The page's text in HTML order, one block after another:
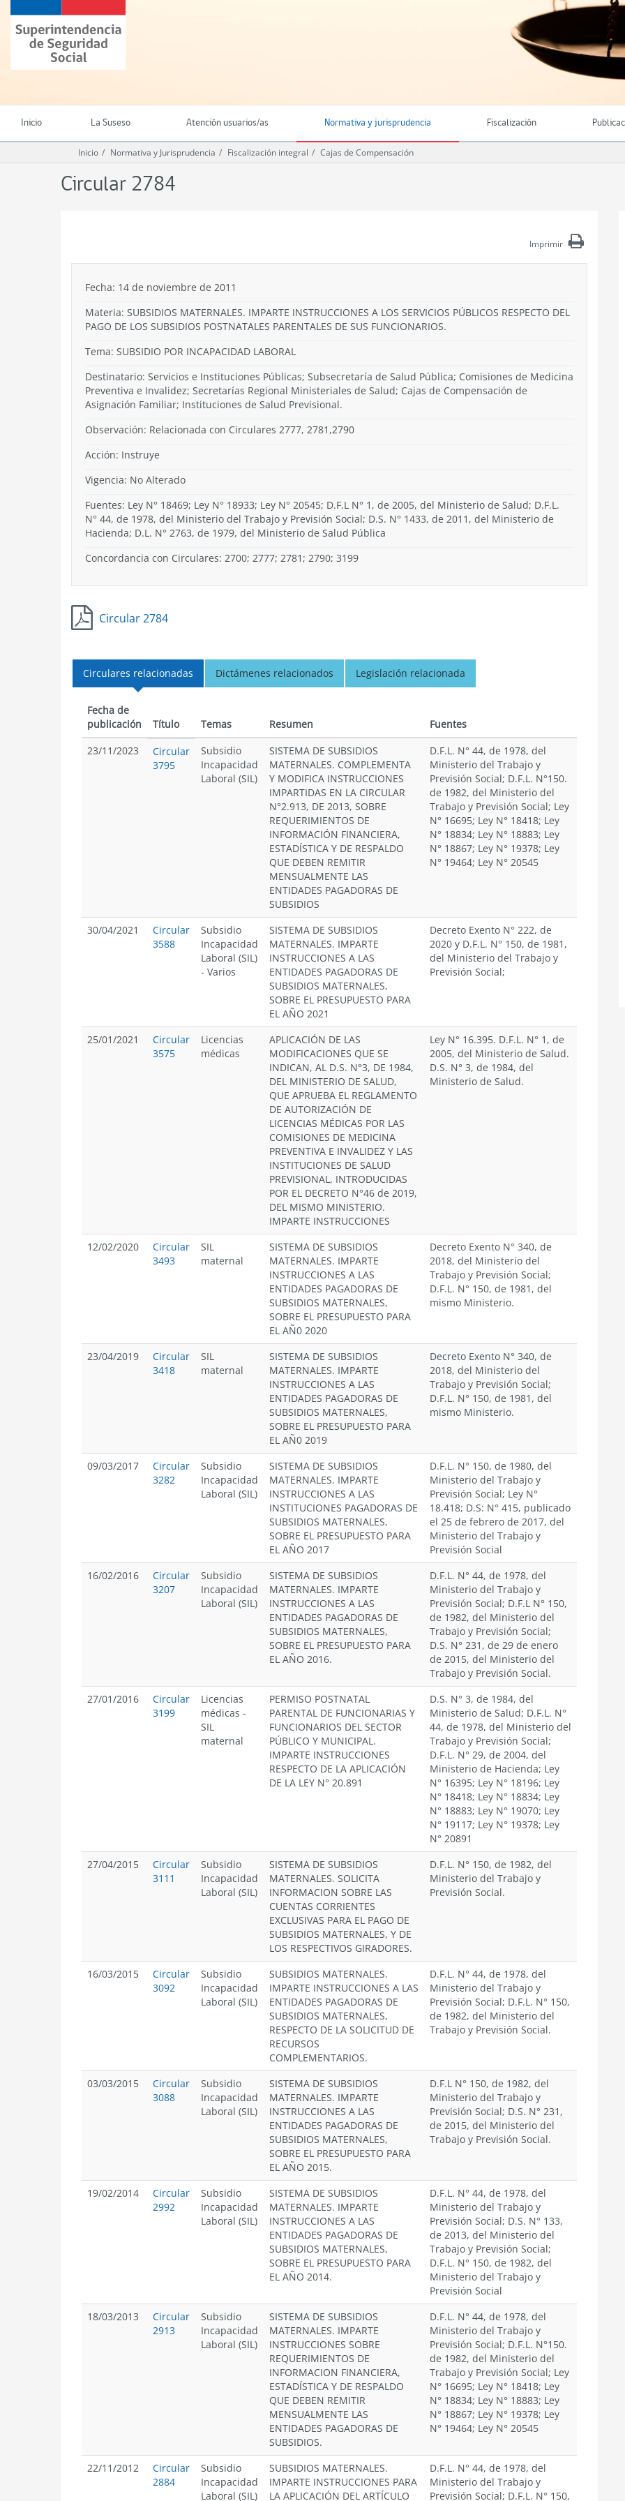
contenido
principal
Superintendencia
de
Seguridad
(SUSESO)
Chile
Inicio La Suseso Atención usuarios/as Normativa y jurisprudencia Fiscalización
Inicio Normativa y Jurisprudencia Fiscalización integral Cajas de Compensación
Circular 2784
Imprimir
Fecha: 14 de noviembre de 2011
Materia: SUBSIDIOS MATERNALES. IMPARTE INSTRUCCIONES A LOS SERVICIOS PÚBLICOS RESPECTO DEL
PAGO DE LOS SUBSIDIOS POSTNATALES PARENTALES DE SUS FUNCIONARIOS.
Tema: SUBSIDIO POR INCAPACIDAD LABORAL
Destinatario: Servicios e Instituciones Públicas; Subsecretaría de Salud Pública; Comisiones de Medicina
Preventiva e Invalidez; Secretarías Regional Ministeriales de Salud; Cajas de Compensación de
Asignación Familiar; Instituciones de Salud Previsional.
Observación: Relacionada con Circulares 2777, 2781,2790
Acción: Instruye
Vigencia: No Alterado
Fuentes: Ley N° 18469; Ley N° 18933; Ley N° 20545; D.F.L N° 1, de 2005, del Ministerio de Salud; D.F.L.
N° 44, de 1978, del Ministerio del Trabajo y Previsión Social; D.S. N° 1433, de 2011, del Ministerio de
Hacienda; D.L. N° 2763, de 1979, del Ministerio de Salud Pública
Concordancia con Circulares: 2700; 2777; 2781; 2790; 3199
Circular 2784
Circulares relacionadas Dictámenes relacionados Legislación relacionada
Fecha de
publicación
Título Temas Resumen
Fuentes
23/11/2023
Circular
3795
Subsidio
Incapacidad
Laboral (SIL)
SISTEMA DE SUBSIDIOS
MATERNALES. COMPLEMENTA
Y MODIFICA INSTRUCCIONES
IMPARTIDAS EN LA CIRCULAR
N°2.913, DE 2013, SOBRE
REQUERIMIENTOS DE
INFORMACIÓN FINANCIERA,
ESTADÍSTICA Y DE RESPALDO
QUE DEBEN REMITIR
MENSUALMENTE LAS
ENTIDADES PAGADORAS DE
SUBSIDIOS
D.F.L. N° 44, de 1978, del
Ministerio del Trabajo y
Previsión Social; D.F.L. N°150.
de 1982, del Ministerio del
Trabajo y Previsión Social; Ley
N° 16695; Ley N° 18418; Ley
N° 18834; Ley N° 18883; Ley
N° 18867; Ley N° 19378; Ley
N° 19464; Ley N° 20545
30/04/2021
Circular
3588
Subsidio
Incapacidad
Laboral (SIL)
- Varios
SISTEMA DE SUBSIDIOS
MATERNALES. IMPARTE
INSTRUCCIONES A LAS
ENTIDADES PAGADORAS DE
SUBSIDIOS MATERNALES,
SOBRE EL PRESUPUESTO PARA
EL AÑO 2021
Decreto Exento N° 222, de
2020 y D.F.L. N° 150, de 1981,
del Ministerio del Trabajo y
Previsión Social;
25/01/2021
Circular
3575
Licencias
médicas
APLICACIÓN DE LAS
MODIFICACIONES QUE SE
INDICAN, AL D.S. N°3, DE 1984,
DEL MINISTERIO DE SALUD,
QUE APRUEBA EL REGLAMENTO
DE AUTORIZACIÓN DE
LICENCIAS MÉDICAS POR LAS
COMISIONES DE MEDICINA
PREVENTIVA E INVALIDEZ Y LAS
INSTITUCIONES DE SALUD
PREVISIONAL, INTRODUCIDAS
POR EL DECRETO N°46 de 2019,
DEL MISMO MINISTERIO.
IMPARTE INSTRUCCIONES
Ley N° 16.395. D.F.L. N° 1, de
2005, del Ministerio de Salud.
D.S. N° 3, de 1984, del
Ministerio de Salud.
12/02/2020
Circular
3493
SIL
maternal
SISTEMA DE SUBSIDIOS
MATERNALES. IMPARTE
INSTRUCCIONES A LAS
ENTIDADES PAGADORAS DE
SUBSIDIOS MATERNALES,
SOBRE EL PRESUPUESTO PARA
EL AÑ0 2020
Decreto Exento N° 340, de
2018, del Ministerio del
Trabajo y Previsión Social;
D.F.L. N° 150, de 1981, del
mismo Ministerio.
23/04/2019
Circular
3418
SIL
maternal
SISTEMA DE SUBSIDIOS
MATERNALES. IMPARTE
INSTRUCCIONES A LAS
ENTIDADES PAGADORAS DE
SUBSIDIOS MATERNALES,
SOBRE EL PRESUPUESTO PARA
EL AÑ0 2019
Decreto Exento N° 340, de
2018, del Ministerio del
Trabajo y Previsión Social;
D.F.L. N° 150, de 1981, del
mismo Ministerio.
09/03/2017
Circular
3282
Subsidio
Incapacidad
Laboral (SIL)
SISTEMA DE SUBSIDIOS
MATERNALES. IMPARTE
INSTRUCCIONES A LAS
INSTITUCIONES PAGADORAS DE
SUBSIDIOS MATERNALES,
SOBRE EL PRESUPUESTO PARA
EL AÑO 2017
D.F.L. N° 150, de 1980, del
Ministerio del Trabajo y
Previsión Social; Ley N°
18.418; D.S: N° 415, publicado
el 25 de febrero de 2017, del
Ministerio del Trabajo y
Previsión Social
16/02/2016
Circular
3207
Subsidio
Incapacidad
Laboral (SIL)
SISTEMA DE SUBSIDIOS
MATERNALES. IMPARTE
INSTRUCCIONES A LAS
ENTIDADES PAGADORAS DE
SUBSIDIOS MATERNALES,
SOBRE EL PRESUPUESTO PARA
EL AÑO 2016.
D.F.L. N° 44, de 1978, del
Ministerio del Trabajo y
Previsión Social; D.F.L N° 150,
de 1982, del Ministerio del
Trabajo y Previsión Social;
D.S. N° 231, de 29 de enero
de 2015, del Ministerio del
Trabajo y Previsión Social.
27/01/2016
Circular
3199
Licencias
médicas -
SIL
maternal
PERMISO POSTNATAL
PARENTAL DE FUNCIONARIAS Y
FUNCIONARIOS DEL SECTOR
PÚBLICO Y MUNICIPAL.
IMPARTE INSTRUCCIONES
RESPECTO DE LA APLICACIÓN
DE LA LEY N° 20.891
D.S. N° 3, de 1984, del
Ministerio de Salud; D.F.L. N°
44, de 1978, del Ministerio del
Trabajo y Previsión Social;
D.F.L. N° 29, de 2004, del
Ministerio de Hacienda; Ley
N° 16395; Ley N° 18196; Ley
N° 18418; Ley N° 18834; Ley
N° 18883; Ley N° 19070; Ley
N° 19117; Ley N° 19378; Ley
N° 20891
27/04/2015
Circular
3111
Subsidio
Incapacidad
Laboral (SIL)
SISTEMA DE SUBSIDIOS
MATERNALES. SOLICITA
INFORMACION SOBRE LAS
CUENTAS CORRIENTES
EXCLUSIVAS PARA EL PAGO DE
SUBSIDIOS MATERNALES, Y DE
LOS RESPECTIVOS GIRADORES.
D.F.L. N° 150, de 1982, del
Ministerio del Trabajo y
Previsión Social.
16/03/2015
Circular
3092
Subsidio
Incapacidad
Laboral (SIL)
SUBSIDIOS MATERNALES.
IMPARTE INSTRUCCIONES A LAS
ENTIDADES PAGADORAS DE
SUBSIDIOS MATERNALES,
RESPECTO DE LA SOLICITUD DE
RECURSOS
COMPLEMENTARIOS.
D.F.L. N° 44, de 1978, del
Ministerio del Trabajo y
Previsión Social; D.F.L. N° 150,
de 1982, del Ministerio del
Trabajo y Previsión Social.
03/03/2015
Circular
3088
Subsidio
Incapacidad
Laboral (SIL)
SISTEMA DE SUBSIDIOS
MATERNALES. IMPARTE
INSTRUCCIONES A LAS
ENTIDADES PAGADORAS DE
SUBSIDIOS MATERNALES,
SOBRE EL PRESUPUESTO PARA
EL AÑO 2015.
D.F.L N° 150, de 1982, del
Ministerio del Trabajo y
Previsión Social; D.S. N° 231,
de 2015, del Ministerio del
Trabajo y Previsión Social.
19/02/2014
Circular
2992
Subsidio
Incapacidad
Laboral (SIL)
SISTEMA DE SUBSIDIOS
MATERNALES. IMPARTE
INSTRUCCIONES A LAS
ENTIDADES PAGADORAS DE
SUBSIDIOS MATERNALES,
SOBRE EL PRESUPUESTO PARA
EL AÑO 2014.
D.F.L. N° 44, de 1978, del
Ministerio del Trabajo y
Previsión Social; D.S. N° 133,
de 2013, del Ministerio del
Trabajo y Previsión Social;
D.F.L. N° 150, de 1982, del
Ministerio del Trabajo y
Previsión Social
18/03/2013
Circular
2913
Subsidio
Incapacidad
Laboral (SIL)
SISTEMA DE SUBSIDIOS
MATERNALES. IMPARTE
INSTRUCCIONES SOBRE
REQUERIMIENTOS DE
INFORMACION FINANCIERA,
ESTADÍSTICA Y DE RESPALDO
QUE DEBEN REMITIR
MENSUALMENTE LAS
ENTIDADES PAGADORAS DE
SUBSIDIOS.
D.F.L. N° 44, de 1978, del
Ministerio del Trabajo y
Previsión Social; D.F.L. N°150.
de 1982, del Ministerio del
Trabajo y Previsión Social; Ley
N° 16695; Ley N° 18418; Ley
N° 18834; Ley N° 18883; Ley
N° 18867; Ley N° 19378; Ley
N° 19464; Ley N° 20545
22/11/2012
Circular
2884
Subsidio
Incapacidad
Laboral (SIL)
SUBSIDIOS MATERNALES.
IMPARTE INSTRUCCIONES PARA
LA APLICACIÓN DEL ARTÍCULO
D.F.L. N° 44, de 1978, del
Ministerio del Trabajo y
Previsión Social; D.F.L. N° 150,